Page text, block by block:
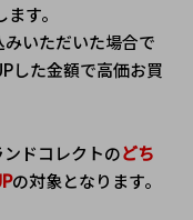
す。
いただいた場合で
した金額で高価お買
ドコレクトのどち
の対象となります。